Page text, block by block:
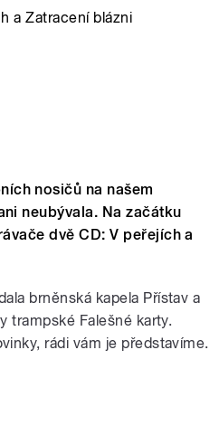
a Zatracení blázni
nosičů na našem
neubývala. Na začátku
dvě CD: V peřejích a
brněnská kapela Přístav a
trampské Falešné karty.
rádi vám je představíme.